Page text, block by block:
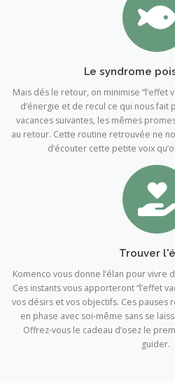
Le syndrome
Mais dés le retour, on minimise “l’effet
d’énergie et de recul ce qui nous fait
vacances suivantes, les mêmes
au retour. Cette routine retrouvée ne
d’écouter cette petite voix
Trouver
Komenco vous donne l’élan pour vivre
Ces instants vous apporteront “l’effet
vos désirs et vos objectifs. Ces
en phase avec soi-même sans se
Offrez-vous le cadeau d’osez le
guider.